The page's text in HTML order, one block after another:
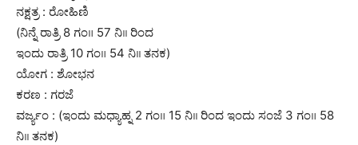
ನಕ್ಷತ್ರ : ರೋಹಿಣಿ
(ನಿನ್ನೆ ರಾತ್ರಿ 8 ಗಂ॥ 57 ನಿ।। ರಿಂದ
ಇಂದು ರಾತ್ರಿ 10 ಗಂ॥ 54 ನಿ।। ತನಕ)
ಯೋಗ : ಶೋಭನ
ಕರಣ : ಗರಜೆ
ವರ್ಜ್ಯಂ : (ಇಂದು ಮಧ್ಯಾಹ್ನ 2 ಗಂ॥ 15 ನಿ।। ರಿಂದ ಇಂದು ಸಂಜೆ 3 ಗಂ॥ 58
ನಿ।। ತನಕ)